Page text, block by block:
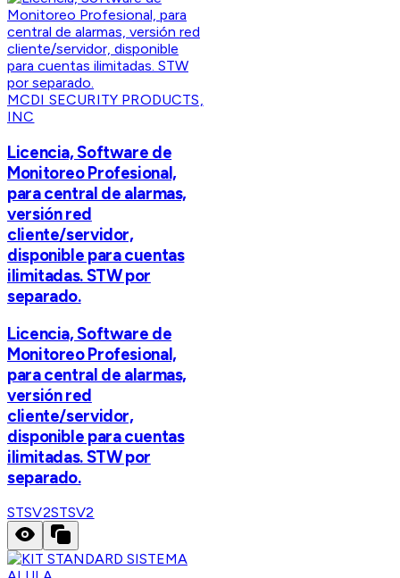
MCDI SECURITY PRODUCTS,
INC
Licencia, Software de
Monitoreo Profesional,
para central de alarmas,
versión red
cliente/servidor,
disponible para cuentas
ilimitadas. STW por
separado.
Licencia, Software de
Monitoreo Profesional,
para central de alarmas,
versión red
cliente/servidor,
disponible para cuentas
ilimitadas. STW por
separado.
STSV2STSV2